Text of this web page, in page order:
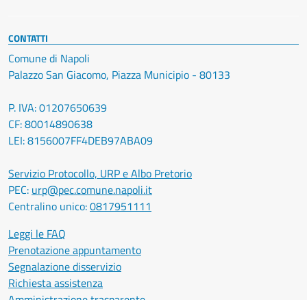
CONTATTI
Comune di Napoli
Palazzo San Giacomo, Piazza Municipio - 80133
P. IVA: 01207650639
CF: 80014890638
LEI: 8156007FF4DEB97ABA09
Servizio Protocollo, URP e Albo Pretorio
PEC: urp@pec.comune.napoli.it
Centralino unico:0817951111
Leggi le FAQ
Prenotazione appuntamento
Segnalazione disservizio
Richiesta assistenza